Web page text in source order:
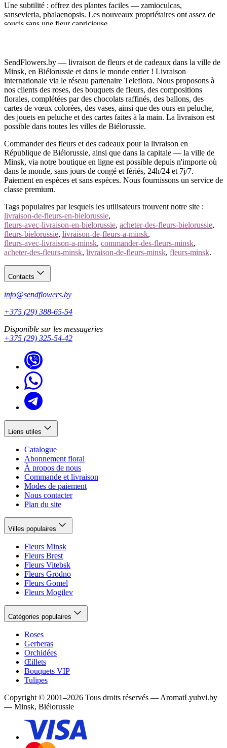
Une subtilité : offrez des plantes faciles — zamioculcas,
sansevieria, phalaenopsis. Les nouveaux propriétaires ont assez de
soucis sans une fleur capricieuse.
Commande et livraison
Commandez le cadeau de crémaillère en ligne — livraison directe
à la nouvelle adresse, avec soin et à l’heure. Cartes, espèces,
WEBPAY, BePaid et ERIP acceptés.
Appelez-nous— un cadeau qui prendra racine dans le nouveau
foyer.
SendFlowers.by — livraison de fleurs et de cadeaux dans la ville de
Minsk, en Biélorussie et dans le monde entier ! Livraison
internationale via le réseau partenaire Teleflora. Nous proposons à
nos clients des roses, des bouquets de fleurs, des compositions
florales, complétées par des chocolats raffinés, des ballons, des
cartes de vœux colorées, des vases, ainsi que des ours en peluche,
des jouets en peluche et des cartes faites à la main. La livraison est
possible dans toutes les villes de Biélorussie.
Commander des fleurs et des cadeaux pour la livraison en
République de Biélorussie, ainsi que dans la capitale — la ville de
Minsk, via notre boutique en ligne est possible depuis n'importe où
dans le monde, sans jours de congé et fériés, 24h/24 et 7j/7.
Paiement en espèces et sans espèces. Nous fournissons un service de
classe premium.
Tags populaires par lesquels les utilisateurs trouvent notre site :
livraison-de-fleurs-en-bielorussie,
fleurs-avec-livraison-en-bielorussie, acheter-des-fleurs-bielorussie,
fleurs-bielorussie, livraison-de-fleurs-a-minsk,
fleurs-avec-livraison-a-minsk, commander-des-fleurs-minsk,
acheter-des-fleurs-minsk, livraison-de-fleurs-minsk, fleurs-minsk.
Contacts
info@sendflowers.by
+375 (29) 388-65-54
Disponible sur les messageries
+375 (29) 325-54-42
Liens utiles
Catalogue
Abonnement floral
À propos de nous
Commande et livraison
Modes de paiement
Nous contacter
Plan du site
Villes populaires
Fleurs Minsk
Fleurs Brest
Fleurs Vitebsk
Fleurs Grodno
Fleurs Gomel
Fleurs Mogilev
Catégories populaires
Roses
Gerberas
Orchidées
Œillets
Bouquets VIP
Tulipes
Copyright © 2001–2026 Tous droits réservés — AromatLyubvi.by
— Minsk, Biélorussie